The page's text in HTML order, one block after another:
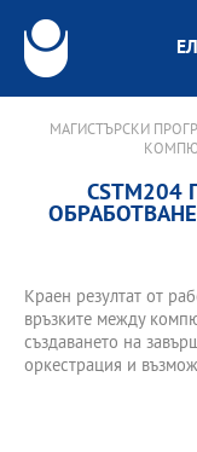
МАГИСТЪРСКИ
Краен резултат от
връзките между
създаването на
оркестрация и